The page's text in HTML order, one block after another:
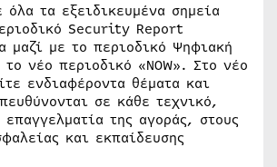
όλα τα εξειδικευμένα σημεία
Security Report
μαζί με το περιοδικό Ψηφιακή
νέο περιοδικό «NOW». Στο νέο
ενδιαφέροντα θέματα και
σε κάθε τεχνικό,
επαγγελματία της αγοράς, στους
και εκπαίδευσης